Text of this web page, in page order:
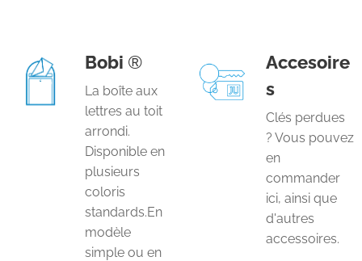
Bobi ®
La boîte aux
lettres au toit
arrondi.
Disponible en
plusieurs
coloris
standards.En
modèle
simple ou en
Accesoire
s
Clés perdues
? Vous pouvez
en
commander
ici, ainsi que
d'autres
accessoires.